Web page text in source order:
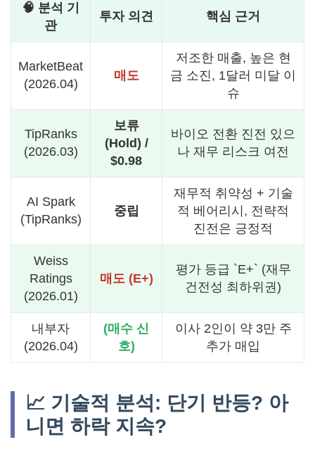
🧠 분석 기
관
투자 의견 핵심 근거
MarketBeat
(2026.04)
매도
저조한 매출, 높은 현
금 소진, 1달러 미달 이
슈
TipRanks
(2026.03)
보류
(Hold) /
$0.98
바이오 전환 진전 있으
나 재무 리스크 여전
AI Spark
(TipRanks)
중립
재무적 취약성 + 기술
적 베어리시, 전략적
진전은 긍정적
Weiss
Ratings
(2026.01)
매도 (E+)
평가 등급 `E+` (재무
건전성 최하위권)
내부자
(2026.04)
(매수 신
호)
이사 2인이 약 3만 주
추가 매입
📈 기술적 분석: 단기 반등? 아
니면 하락 지속?